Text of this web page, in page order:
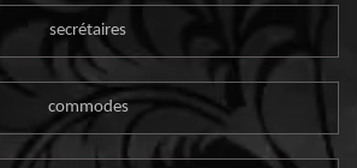
secrétaires
commodes